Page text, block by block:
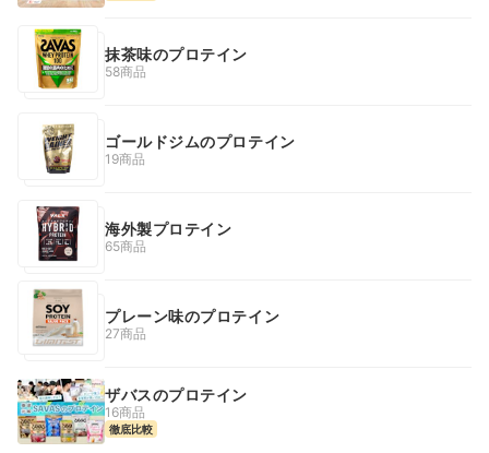
抹茶味のプロテイン
58商品
ゴールドジムのプロテイン
19商品
海外製プロテイン
65商品
プレーン味のプロテイン
27商品
ザバスのプロテイン
16商品
徹底比較